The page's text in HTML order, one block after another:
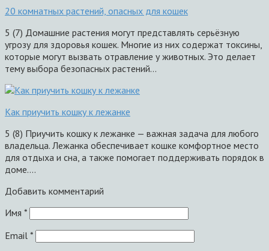
20 комнатных растений, опасных для кошек
5 (7) Домашние растения могут представлять серьёзную
угрозу для здоровья кошек. Многие из них содержат токсины,
которые могут вызвать отравление у животных. Это делает
тему выбора безопасных растений…
Как приучить кошку к лежанке
5 (8) Приучить кошку к лежанке — важная задача для любого
владельца. Лежанка обеспечивает кошке комфортное место
для отдыха и сна, а также помогает поддерживать порядок в
доме….
Добавить комментарий
Имя *
Email *